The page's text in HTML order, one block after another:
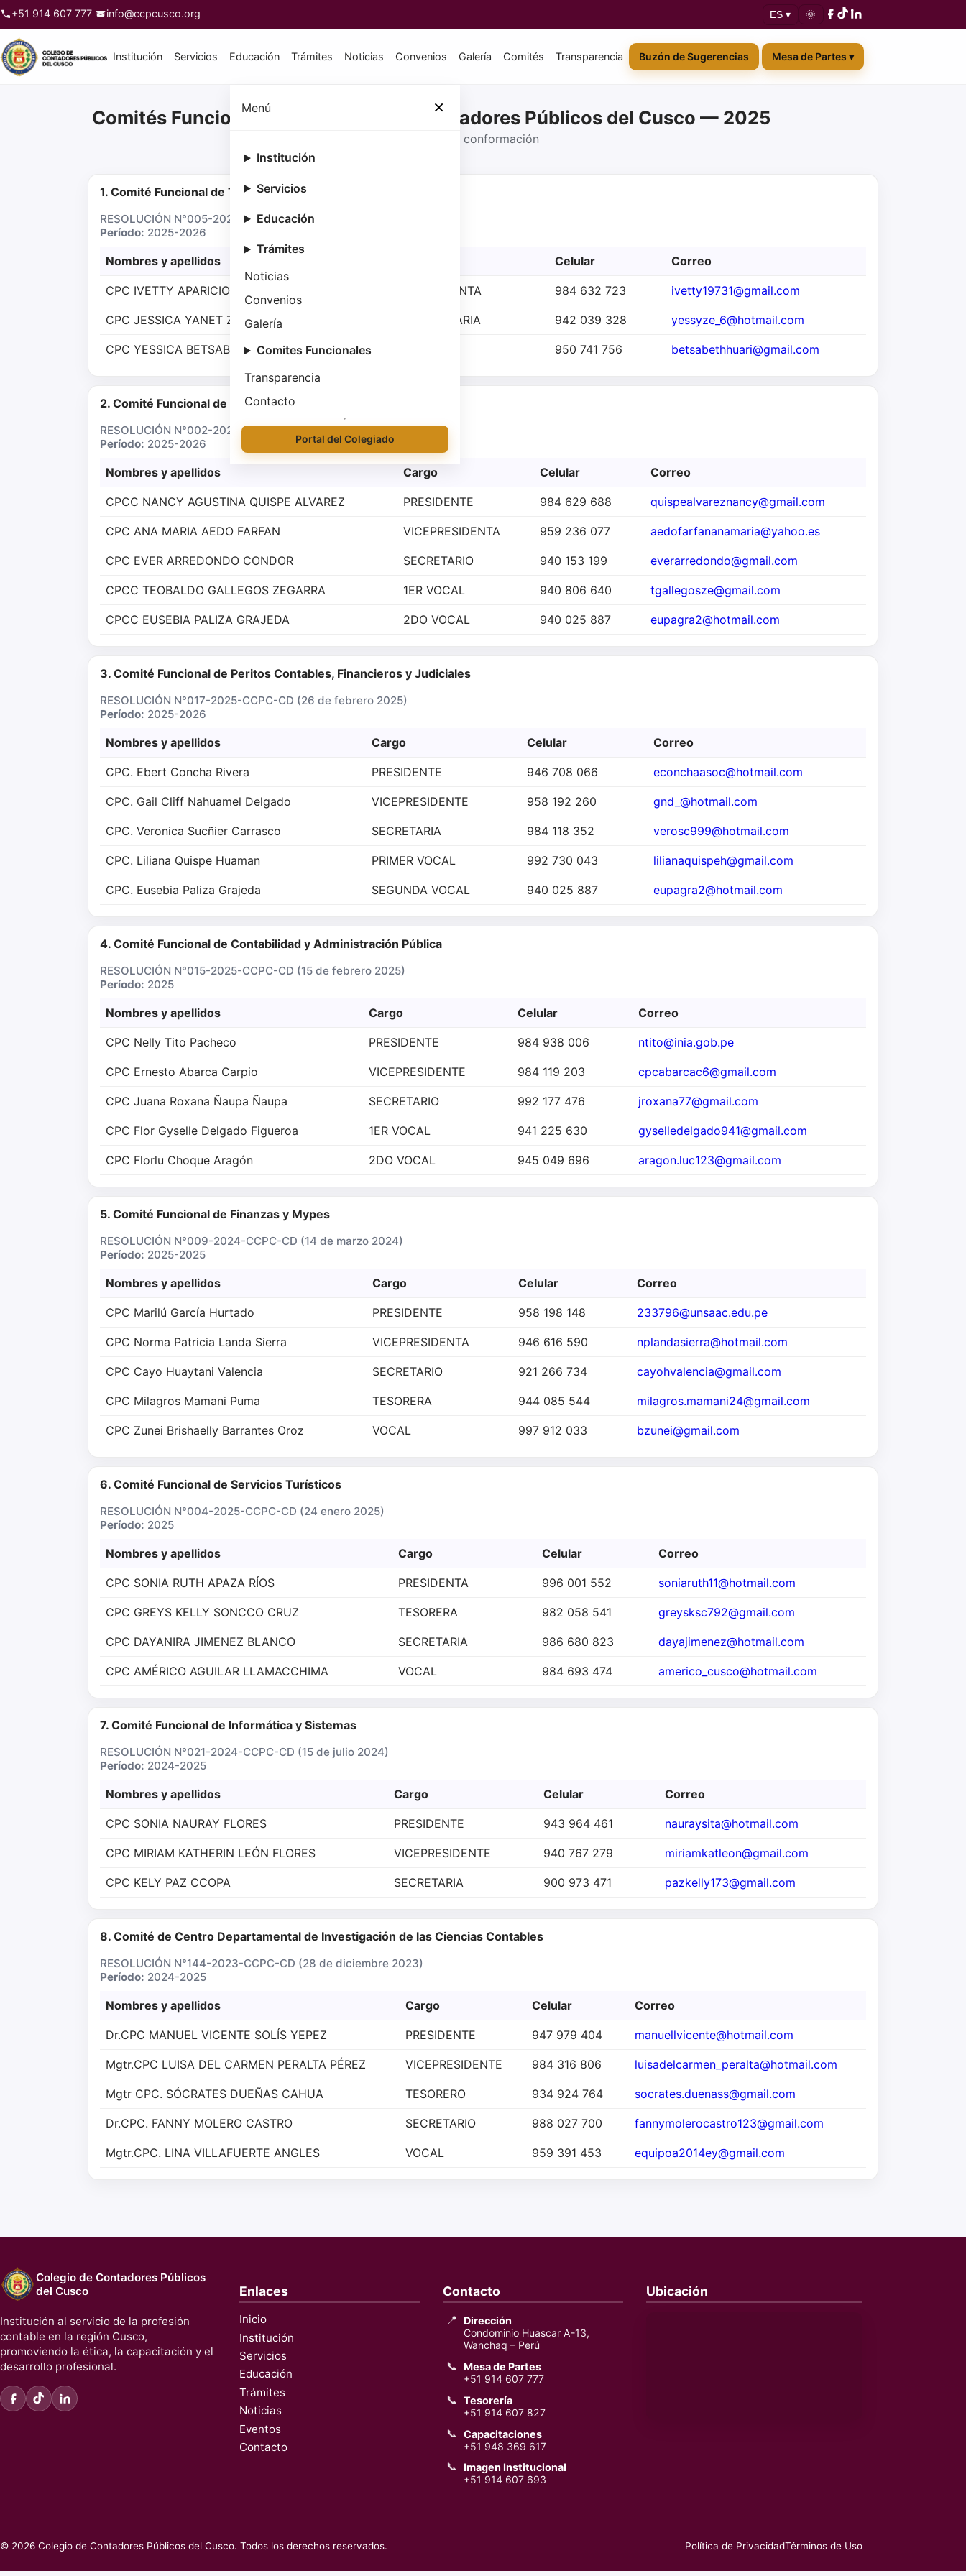
+51 914 607 777 info@ccpcusco.org ES ▾ 🌞
Institución Servicios Educación Trámites Noticias Convenios Galería Comités Transparencia Buzón de Sugerencias Mesa de Partes ▾
Menú ×
Institución
Servicios
Educación
Trámites
Noticias
Convenios
Galería
Comites Funcionales
Transparencia
Contacto
Portal del Colegiado
Comités Funcionales del Colegio de Contadores Públicos del Cusco — 2025
Resoluciones, periodos y conformación
1. Comité Funcional de Tributación y Normas Legales
RESOLUCIÓN N°005-2025-CCPC-CD (24 de enero 2025)
Período: 2025-2026
Nombres y apellidos Celular Correo
CPC IVETTY APARICIO CALLO PRESIDENTA 984 632 723 ivetty19731@gmail.com
CPC JESSICA YANET ZEGARRA CASTILLO SECRETARIA 942 039 328 yessyze_6@hotmail.com
CPC YESSICA BETSABETH HUARI CUBA 950 741 756 betsabethhuari@gmail.com
2. Comité Funcional de Auditoría
RESOLUCIÓN N°002-2025-CCPC-CD (14 de enero 2025)
Período: 2025-2026
Nombres y apellidos Cargo Celular Correo
CPCC NANCY AGUSTINA QUISPE ALVAREZ PRESIDENTE 984 629 688 quispealvareznancy@gmail.com
CPC ANA MARIA AEDO FARFAN VICEPRESIDENTA 959 236 077 aedofarfananamaria@yahoo.es
CPC EVER ARREDONDO CONDOR SECRETARIO 940 153 199 everarredondo@gmail.com
CPCC TEOBALDO GALLEGOS ZEGARRA 1ER VOCAL 940 806 640 tgallegosze@gmail.com
CPCC EUSEBIA PALIZA GRAJEDA 2DO VOCAL 940 025 887 eupagra2@hotmail.com
3. Comité Funcional de Peritos Contables, Financieros y Judiciales
RESOLUCIÓN N°017-2025-CCPC-CD (26 de febrero 2025)
Período: 2025-2026
Nombres y apellidos Cargo Celular Correo
CPC. Ebert Concha Rivera PRESIDENTE 946 708 066 econchaasoc@hotmail.com
CPC. Gail Cliff Nahuamel Delgado VICEPRESIDENTE 958 192 260 gnd_@hotmail.com
CPC. Veronica Sucñier Carrasco SECRETARIA 984 118 352 verosc999@hotmail.com
CPC. Liliana Quispe Huaman PRIMER VOCAL 992 730 043 lilianaquispeh@gmail.com
CPC. Eusebia Paliza Grajeda SEGUNDA VOCAL 940 025 887 eupagra2@hotmail.com
4. Comité Funcional de Contabilidad y Administración Pública
RESOLUCIÓN N°015-2025-CCPC-CD (15 de febrero 2025)
Período: 2025
Nombres y apellidos Cargo Celular Correo
CPC Nelly Tito Pacheco PRESIDENTE 984 938 006 ntito@inia.gob.pe
CPC Ernesto Abarca Carpio VICEPRESIDENTE 984 119 203 cpcabarcac6@gmail.com
CPC Juana Roxana Ñaupa Ñaupa SECRETARIO 992 177 476 jroxana77@gmail.com
CPC Flor Gyselle Delgado Figueroa 1ER VOCAL 941 225 630 gyselledelgado941@gmail.com
CPC Florlu Choque Aragón 2DO VOCAL 945 049 696 aragon.luc123@gmail.com
5. Comité Funcional de Finanzas y Mypes
RESOLUCIÓN N°009-2024-CCPC-CD (14 de marzo 2024)
Período: 2025-2025
Nombres y apellidos Cargo Celular Correo
CPC Marilú García Hurtado PRESIDENTE 958 198 148 233796@unsaac.edu.pe
CPC Norma Patricia Landa Sierra VICEPRESIDENTA 946 616 590 nplandasierra@hotmail.com
CPC Cayo Huaytani Valencia SECRETARIO 921 266 734 cayohvalencia@gmail.com
CPC Milagros Mamani Puma TESORERA 944 085 544 milagros.mamani24@gmail.com
CPC Zunei Brishaelly Barrantes Oroz VOCAL 997 912 033 bzunei@gmail.com
6. Comité Funcional de Servicios Turísticos
RESOLUCIÓN N°004-2025-CCPC-CD (24 enero 2025)
Período: 2025
Nombres y apellidos Cargo Celular Correo
CPC SONIA RUTH APAZA RÍOS PRESIDENTA 996 001 552 soniaruth11@hotmail.com
CPC GREYS KELLY SONCCO CRUZ TESORERA 982 058 541 greysksc792@gmail.com
CPC DAYANIRA JIMENEZ BLANCO SECRETARIA 986 680 823 dayajimenez@hotmail.com
CPC AMÉRICO AGUILAR LLAMACCHIMA VOCAL 984 693 474 americo_cusco@hotmail.com
7. Comité Funcional de Informática y Sistemas
RESOLUCIÓN N°021-2024-CCPC-CD (15 de julio 2024)
Período: 2024-2025
Nombres y apellidos Cargo Celular Correo
CPC SONIA NAURAY FLORES PRESIDENTE 943 964 461 nauraysita@hotmail.com
CPC MIRIAM KATHERIN LEÓN FLORES VICEPRESIDENTE 940 767 279 miriamkatleon@gmail.com
CPC KELY PAZ CCOPA SECRETARIA 900 973 471 pazkelly173@gmail.com
8. Comité de Centro Departamental de Investigación de las Ciencias Contables
RESOLUCIÓN N°144-2023-CCPC-CD (28 de diciembre 2023)
Período: 2024-2025
Nombres y apellidos Cargo Celular Correo
Dr.CPC MANUEL VICENTE SOLÍS YEPEZ PRESIDENTE 947 979 404 manuellvicente@hotmail.com
Mgtr.CPC LUISA DEL CARMEN PERALTA PÉREZ VICEPRESIDENTE 984 316 806 luisadelcarmen_peralta@hotmail.com
Mgtr CPC. SÓCRATES DUEÑAS CAHUA TESORERO 934 924 764 socrates.duenass@gmail.com
Dr.CPC. FANNY MOLERO CASTRO SECRETARIO 988 027 700 fannymolerocastro123@gmail.com
Mgtr.CPC. LINA VILLAFUERTE ANGLES VOCAL 959 391 453 equipoa2014ey@gmail.com
Colegio de Contadores Públicos
del Cusco
Institución al servicio de la profesión
contable en la región Cusco,
promoviendo la ética, la capacitación y el
desarrollo profesional.
Enlaces
Inicio
Institución
Servicios
Educación
Trámites
Noticias
Eventos
Contacto
Contacto
📍
Dirección
Condominio Huascar A-13,
Wanchaq – Perú
📞
Mesa de Partes
+51 914 607 777
📞 Tesorería
+51 914 607 827
📞 Capacitaciones
+51 948 369 617
📞
Imagen Institucional
+51 914 607 693
Ubicación
© 2026 Colegio de Contadores Públicos del Cusco. Todos los derechos reservados. Política de PrivacidadTérminos de Uso